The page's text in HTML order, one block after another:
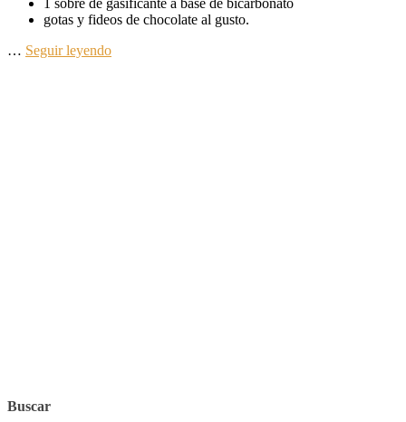
gotas y fideos de chocolate al gusto.
… Seguir leyendo
Buscar